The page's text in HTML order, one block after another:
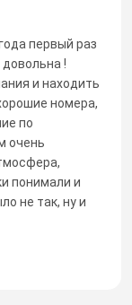
первый раз
!
и находить
номера,
по
очень
понимали и
не так, ну и